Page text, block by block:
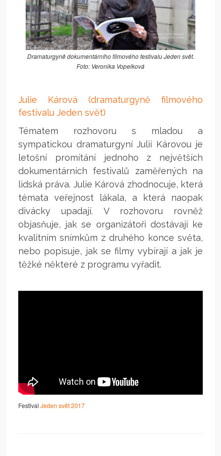
Dramaturgyně dokumentárního filmového festivalu Jeden svět.
Foto: Veronika Vopelková
Julie Kárová (dramaturgyně filmového
festivalu Jeden svět)
Tématem rozhovoru s mladou a
sympatickou dramaturgyní Julií Károvou je
letošní promítání jednoho z největších
dokumentárních festivalů zaměřených na
lidská práva. Julie Kárová zhodnocuje, která
témata veřejnost lákala, a která naopak
divácky upadají. V rozhovoru rovněž
objasňuje, jak se organizátoři dostávají ke
kvalitním snímkům z druhého konce světa,
nebo popisuje, jak se filmy vybírají a jak je
těžké některé z programu vyřadit.
Festival Jeden svět 2017